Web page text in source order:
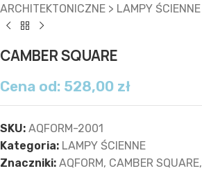
ARCHITEKTONICZNE > LAMPY ŚCIENNE
CAMBER SQUARE
Cena od: 528,00 zł
SKU: AQFORM-2001
Kategoria: LAMPY ŚCIENNE
Znaczniki: AQFORM, CAMBER SQUARE,